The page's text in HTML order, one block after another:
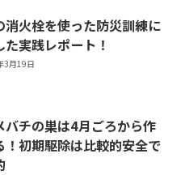
消火栓を使った防災訓練に
た実践レポート！
3月19日
バチの巣は4月ごろから作
！初期駆除は比較的安全で